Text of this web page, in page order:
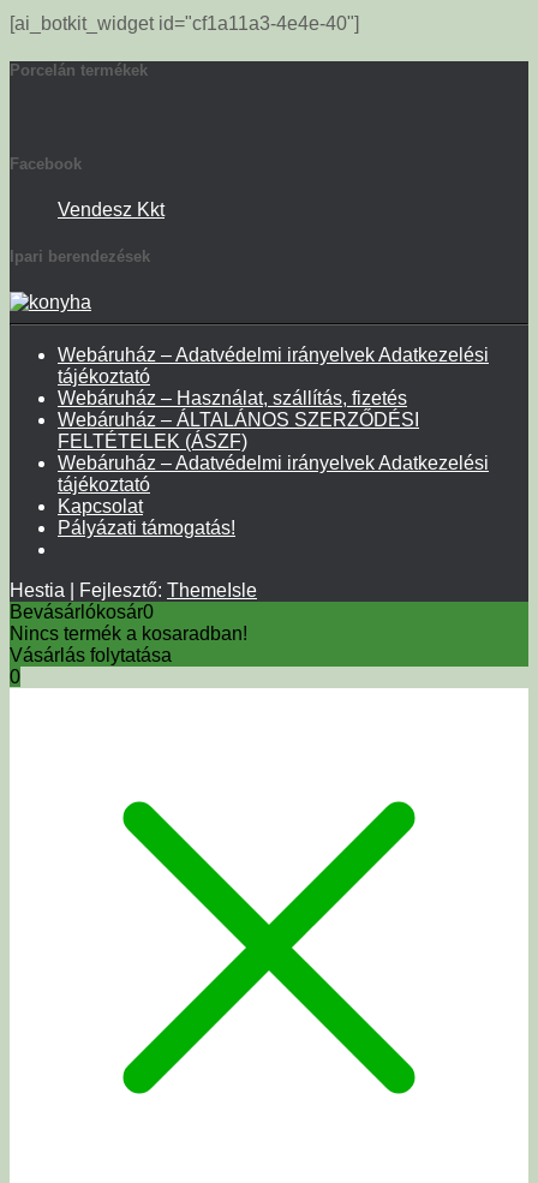
[ai_botkit_widget id="cf1a11a3-4e4e-40"]
Porcelán termékek
Facebook
Vendesz Kkt
Ipari berendezések
Webáruház – Adatvédelmi irányelvek Adatkezelési
tájékoztató
Webáruház – Használat, szállítás, fizetés
Webáruház – ÁLTALÁNOS SZERZŐDÉSI
FELTÉTELEK (ÁSZF)
Webáruház – Adatvédelmi irányelvek Adatkezelési
tájékoztató
Kapcsolat
Pályázati támogatás!
Hestia | Fejlesztő: ThemeIsle
Bevásárlókosár0
Nincs termék a kosaradban!
Vásárlás folytatása
0